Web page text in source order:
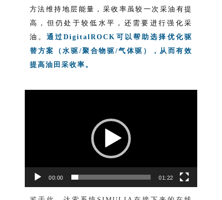
方法维持地层能量，采收率虽较一次采油有提
高，但仍处于较低水平，还需要进行强化采
油。 通过DigitalROCK可以帮助选择优化驱
替方案（水驱/聚合物驱/气体驱），从而有效
提高油田采收率。
播
放
器
00:00 01:22